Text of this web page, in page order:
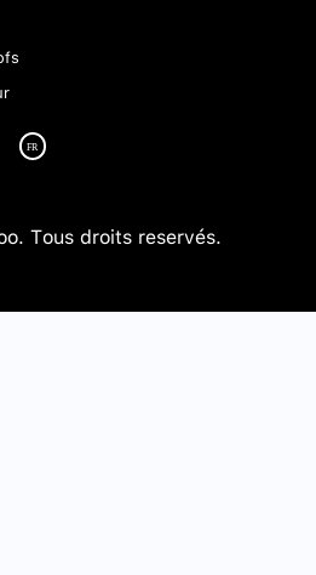
Tous droits reservés.